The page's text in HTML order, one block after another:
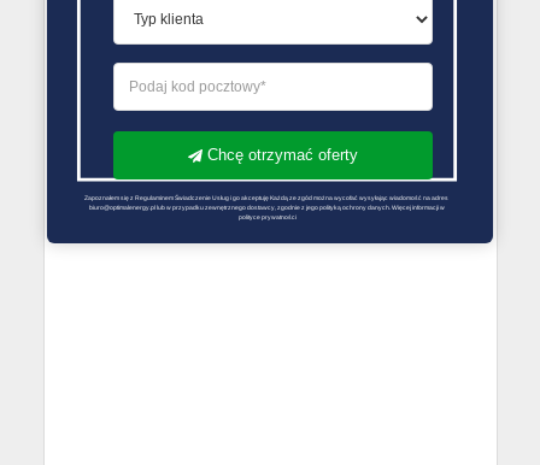
Chcę otrzymać oferty
Zapoznałem się z Regulaminem Świadczenie Usług i go akceptuję Każdą ze zgód można wycofać wysyłając wiadomość na adres
biuro@optimalenergy.pl lub w przypadku zewnętrznego dostawcy, zgodnie z jego polityką ochrony danych. Więcej informacji w
polityce prywatności